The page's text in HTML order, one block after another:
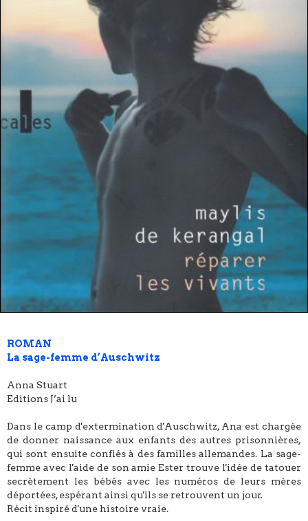
ROMAN
La sage-femme d’Auschwitz
Anna Stuart
Editions J’ai lu
Dans le camp d'extermination d'Auschwitz, Ana est chargée
de donner naissance aux enfants des autres prisonnières,
qui sont ensuite confiés à des familles allemandes. La sage-
femme avec l'aide de son amie Ester trouve l'idée de tatouer
secrètement les bébés avec les numéros de leurs mères
déportées, espérant ainsi qu'ils se retrouvent un jour.
Récit inspiré d'une histoire vraie.